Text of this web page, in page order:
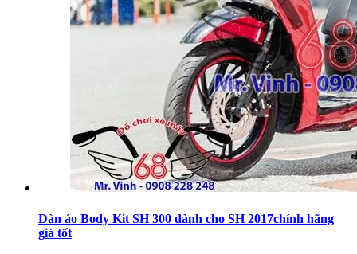
Dàn áo Body Kit SH 300 dành cho SH 2017chính hãng
giá tốt